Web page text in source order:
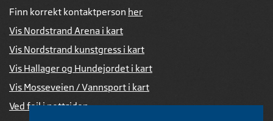
Finn korrekt kontaktperson her
Vis Nordstrand Arena i kart
Vis Nordstrand kunstgress i kart
Vis Hallager og Hundejordet i kart
Vis Mosseveien / Vannsport i kart
Ved feil i nettsiden